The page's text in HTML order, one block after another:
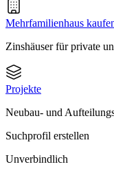
Mehrfamilienhaus
Zinshäuser für private
Projekte
Neubau- und
Suchprofil erstellen
Unverbindlich